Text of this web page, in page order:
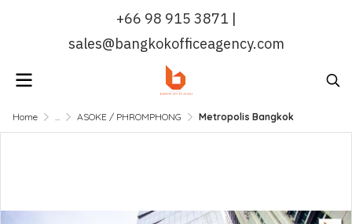
+66 98 915 3871 |
sales@bangkokofficeagency.com
Home ... ASOKE / PHROMPHONG Metropolis Bangkok